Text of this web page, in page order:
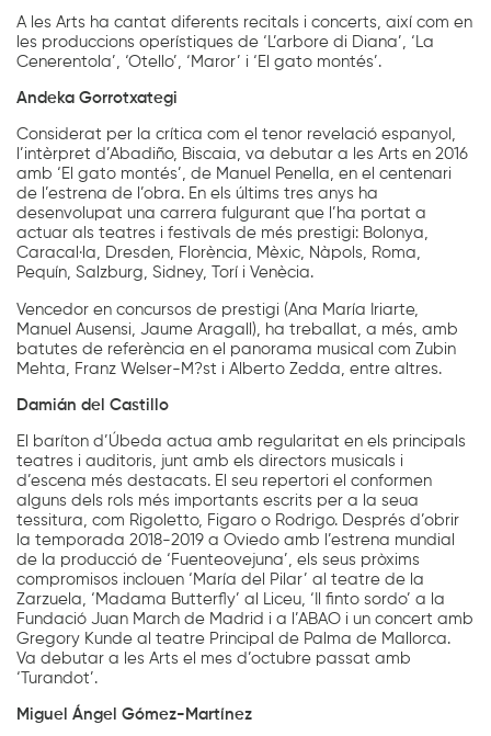
A les Arts ha cantat diferents recitals i concerts, així com en
les produccions operístiques de ‘L’arbore di Diana’, ‘La
Cenerentola’, ‘Otello’, ‘Maror’ i ‘El gato montés’.
Andeka Gorrotxategi
Considerat per la crítica com el tenor revelació espanyol,
l’intèrpret d’Abadiño, Biscaia, va debutar a les Arts en 2016
amb ‘El gato montés’, de Manuel Penella, en el centenari
de l’estrena de l’obra. En els últims tres anys ha
desenvolupat una carrera fulgurant que l’ha portat a
actuar als teatres i festivals de més prestigi: Bolonya,
Caracal·la, Dresden, Florència, Mèxic, Nàpols, Roma,
Pequín, Salzburg, Sidney, Torí i Venècia.
Vencedor en concursos de prestigi (Ana María Iriarte,
Manuel Ausensi, Jaume Aragall), ha treballat, a més, amb
batutes de referència en el panorama musical com Zubin
Mehta, Franz Welser-M?st i Alberto Zedda, entre altres.
Damián del Castillo
El baríton d’Úbeda actua amb regularitat en els principals
teatres i auditoris, junt amb els directors musicals i
d’escena més destacats. El seu repertori el conformen
alguns dels rols més importants escrits per a la seua
tessitura, com Rigoletto, Figaro o Rodrigo. Després d’obrir
la temporada 2018-2019 a Oviedo amb l’estrena mundial
de la producció de ‘Fuenteovejuna’, els seus pròxims
compromisos inclouen ‘María del Pilar’ al teatre de la
Zarzuela, ‘Madama Butterfly’ al Liceu, ‘Il finto sordo’ a la
Fundació Juan March de Madrid i a l’ABAO i un concert amb
Gregory Kunde al teatre Principal de Palma de Mallorca.
Va debutar a les Arts el mes d’octubre passat amb
‘Turandot’.
Miguel Ángel Gómez-Martínez